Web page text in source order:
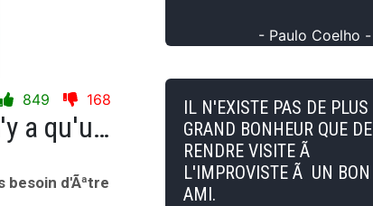
849 168
De la vie en gÃ©nÃ©ral au sport en particulier, il n'y a qu'un pas, qu'il n'est pas besoin d'Ãªtre capable de faire le grand Ã©cart pour franchir.
besoin d'Ãªtre
- Paulo Coelho -
IL N'EXISTE PAS DE PLUS
GRAND BONHEUR QUE DE
RENDRE VISITE Ã
L'IMPROVISTE Ã UN BON
AMI.